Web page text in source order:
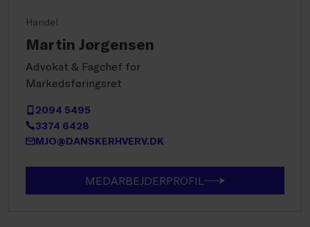
Handel
Martin Jørgensen
Advokat & Fagchef for
Markedsføringsret
2094 5495
3374 6428
MJO@DANSKERHVERV.DK
MEDARBEJDERPROFIL